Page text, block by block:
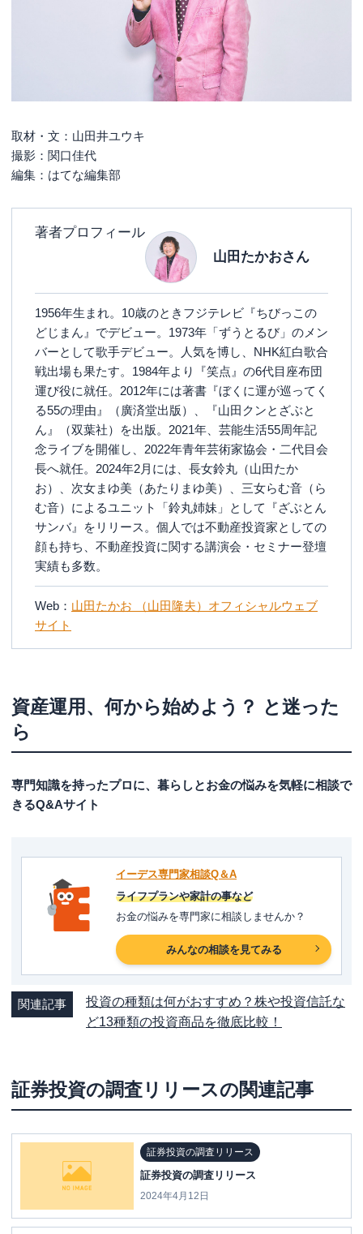
取材・文：山田井ユウキ
撮影：関口佳代
編集：はてな編集部
著者プロフィール
山田たかおさん
1956年生まれ。10歳のときフジテレビ『ちびっこの
どじまん』でデビュー。1973年「ずうとるび」のメン
バーとして歌手デビュー。人気を博し、NHK紅白歌合
戦出場も果たす。1984年より『笑点』の6代目座布団
運び役に就任。2012年には著書『ぼくに運が巡ってく
る55の理由』（廣済堂出版）、『山田クンとざぶと
ん』（双葉社）を出版。2021年、芸能生活55周年記
念ライブを開催し、2022年青年芸術家協会・二代目会
長へ就任。2024年2月には、長女鈴丸（山田たか
お）、次女まゆ美（あたりまゆ美）、三女らむ音（ら
む音）によるユニット「鈴丸姉妹」として『ざぶとん
サンバ』をリリース。個人では不動産投資家としての
顔も持ち、不動産投資に関する講演会・セミナー登壇
実績も多数。
Web： 山田たかお （山田隆夫）オフィシャルウェブ
サイト
資産運用、何から始めよう？ と迷った
ら
専門知識を持ったプロに、暮らしとお金の悩みを気軽に相談で
きるQ&Aサイト
イーデス専門家相談Q＆A
ライフプランや家計の事など
お金の悩みを専門家に相談しませんか？
みんなの相談を見てみる
関連記事
投資の種類は何がおすすめ？株や投資信託な
ど13種類の投資商品を徹底比較！
証券投資の調査リリースの関連記事
証券投資の調査リリース
証券投資の調査リリース
2024年4月12日